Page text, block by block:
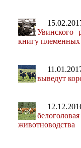
Увинского
книгу
выведут
животноводства